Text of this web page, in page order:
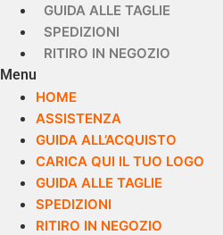
GUIDA ALLE TAGLIE
SPEDIZIONI
RITIRO IN NEGOZIO
Menu
HOME
ASSISTENZA
GUIDA ALL’ACQUISTO
CARICA QUI IL TUO LOGO
GUIDA ALLE TAGLIE
SPEDIZIONI
RITIRO IN NEGOZIO